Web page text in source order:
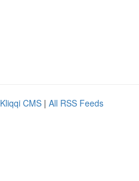
Kliqqi CMS | All RSS Feeds